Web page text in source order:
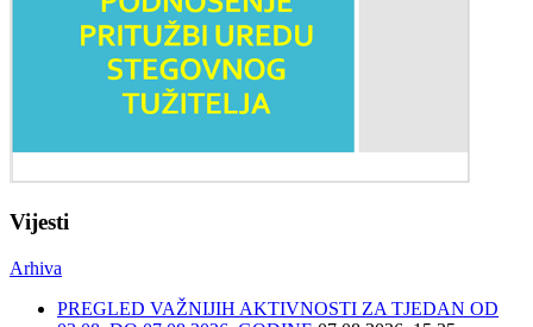
Vijesti
Arhiva
PREGLED VAŽNIJIH AKTIVNOSTI ZA TJEDAN OD